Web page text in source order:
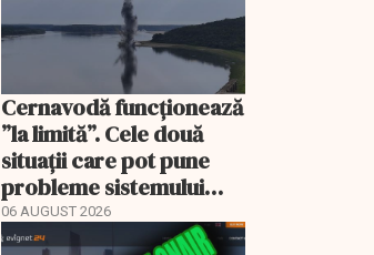
Cernavodă funcționează
”la limită”. Cele două
situații care pot pune
probleme sistemului
energetic
06 AUGUST 2026